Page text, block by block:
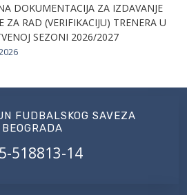
DOKUMENTACIJA ZA IZDAVANJE
ZA RAD (VERIFIKACIJU) TRENERA U
SEZONI 2026/2027
FUDBALSKOG SAVEZA
BEOGRADA
518813-14